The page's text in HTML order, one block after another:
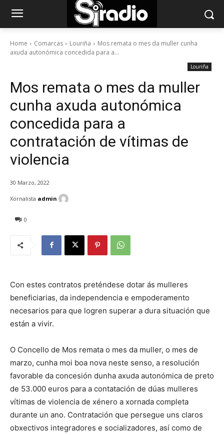
Home Comarcas Louriña
Mos remata o mes da muller cunha
axuda autonómica concedida para a...
Louriña
Mos remata o mes da muller
cunha axuda autonómica
concedida para a
contratación de vítimas de
violencia
30 Marzo, 2022
0
Xornalista admin
Con estes contratos preténdese dotar ás mulleres
beneficiarias, da independencia e empoderamento
necesarios para que logren superar a dura situación que
están a vivir.
O Concello de Mos remata o mes da muller, o mes de
marzo, cunha moi boa nova neste senso, a resolución
favorable da concesión dunha axuda autonómica de preto
de 53.000 euros para a contatación de dúas mulleres
vítimas de violencia de xénero a xornada completa
durante un ano. Contratación que persegue uns claros
obxectivos integradores e socializadores, así como de